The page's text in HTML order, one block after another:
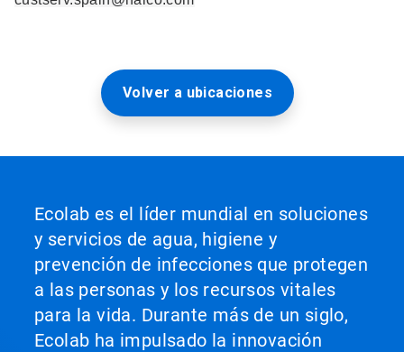
Volver a ubicaciones
Ecolab es el líder mundial en soluciones
y servicios de agua, higiene y
prevención de infecciones que protegen
a las personas y los recursos vitales
para la vida. Durante más de un siglo,
Ecolab ha impulsado la innovación